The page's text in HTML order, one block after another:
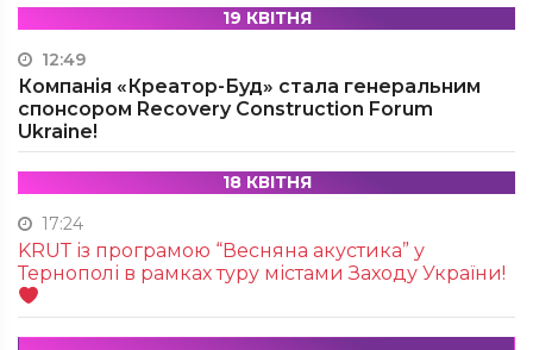
19 КВІТНЯ
12:49
Компанія «Креатор-Буд» стала генеральним
спонсором Recovery Construction Forum
Ukraine!
18 КВІТНЯ
17:24
KRUТ із програмою “Весняна акустика” у
Тернополі в рамках туру містами Заходу України!